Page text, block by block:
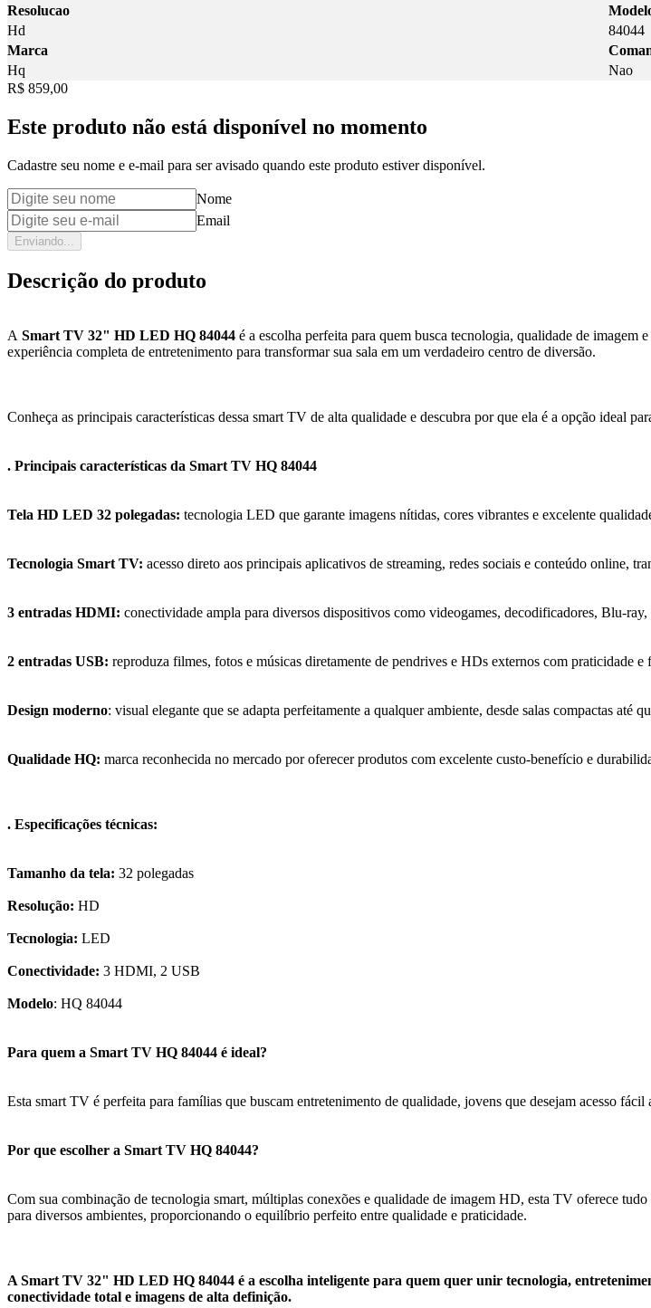
Resolucao
Hd
84044
Marca
Hq
Nao
Price:
R$ 859,00
Este produto não está disponível no momento
Cadastre seu nome e e-mail para ser avisado quando este produto estiver disponível.
Nome
Email
Enviando...
Descrição do produto
A Smart TV 32" HD LED HQ 84044 é a escolha perfeita para quem busca tecnologia, qualidade de
experiência completa de entretenimento para transformar sua sala em um verdadeiro centro de diversão.
Conheça as principais características dessa smart TV de alta qualidade e descubra por que ela é a opção ideal
. Principais características da Smart TV HQ 84044
Tela HD LED 32 polegadas: tecnologia LED que garante imagens nítidas, cores vibrantes e excelente
Tecnologia Smart TV: acesso direto aos principais aplicativos de streaming, redes sociais e conteúdo online,
3 entradas HDMI: conectividade ampla para diversos dispositivos como videogames, decodificadores, Blu-
2 entradas USB: reproduza filmes, fotos e músicas diretamente de pendrives e HDs externos com praticidade e
Design moderno: visual elegante que se adapta perfeitamente a qualquer ambiente, desde salas compactas até
Qualidade HQ: marca reconhecida no mercado por oferecer produtos com excelente custo-benefício e
. Especificações técnicas:
Tamanho da tela: 32 polegadas
Resolução: HD
Tecnologia: LED
Conectividade: 3 HDMI, 2 USB
Modelo: HQ 84044
Para quem a Smart TV HQ 84044 é ideal?
Esta smart TV é perfeita para famílias que buscam entretenimento de qualidade, jovens que desejam acesso
Por que escolher a Smart TV HQ 84044?
Com sua combinação de tecnologia smart, múltiplas conexões e qualidade de imagem HD, esta TV oferece
para diversos ambientes, proporcionando o equilíbrio perfeito entre qualidade e praticidade.
A Smart TV 32" HD LED HQ 84044 é a escolha inteligente para quem quer unir tecnologia,
conectividade total e imagens de alta definição.